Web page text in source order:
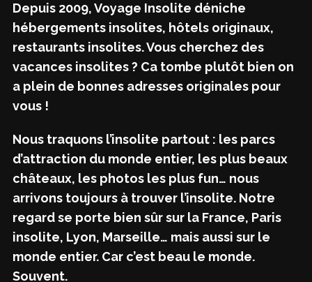
Depuis 2009, Voyage Insolite déniche
hébergements insolites, hôtels originaux,
restaurants insolites. Vous cherchez des
vacances insolites ? Ca tombe plutôt bien on
a plein de bonnes adresses originales pour
vous !
Nous traquons l’insolite partout : les parcs
d’attraction du monde entier, les plus beaux
châteaux, les photos les plus fun… nous
arrivons toujours à trouver l’insolite. Notre
regard se porte bien sûr sur la France, Paris
insolite, Lyon, Marseille… mais aussi sur le
monde entier. Car c’est beau le monde.
Souvent.